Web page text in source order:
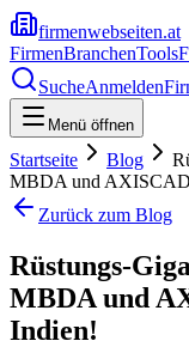
firmenwebseiten.at
FirmenBranchenTools
SucheAnmelden
Menü öffnen
Startseite Blog
MBDA und
Zurück zum Blog
Rüstungs-
MBDA und
Indien!